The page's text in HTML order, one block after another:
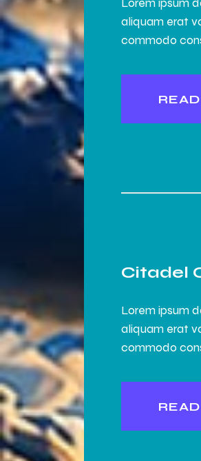
aliquam erat
commodo
Citadel
Lorem ipsum
aliquam erat
commodo